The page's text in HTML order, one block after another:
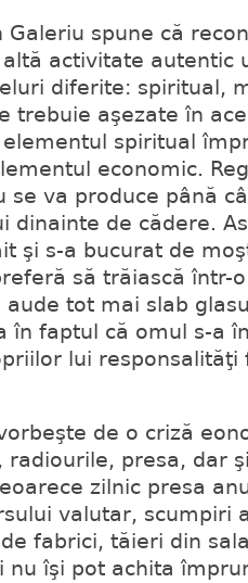
Galeriu spune că
activitate autentic
diferite: spiritual,
trebuie aşezate în
spiritual
economic.
se va produce până
dinainte de cădere.
şi s-a bucurat de
să trăiască într-
tot mai slab
în faptul că omul s-a
lui responsalităţi
de o criză
radiourile, presa, dar
zilnic presa
valutar, scumpiri
fabrici, tăieri din
nu îşi pot achita